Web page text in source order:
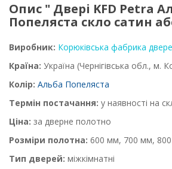
Опис " Двері KFD Petra
Попеляста скло сатин
Виробник: Корюківська фабрика
Країна: Україна (Чернігівська обл., м.
Колір: Альба Попеляста
Термін постачання: у наявності на
Ціна: за дверне полотно
Розміри полотна: 600 мм, 700 мм,
Тип дверей: міжкімнатні